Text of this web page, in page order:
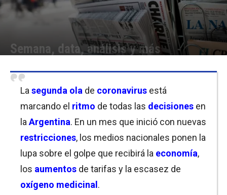
Semana, data, análisis y más
La segunda ola de coronavirus está
marcando el ritmo de todas las decisiones en
la Argentina. En un mes que inició con nuevas
restricciones, los medios nacionales ponen la
lupa sobre el golpe que recibirá la economía,
los aumentos de tarifas y la escasez de
oxígeno medicinal .